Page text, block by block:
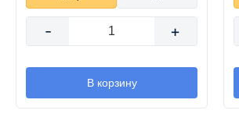
- +
В корзину